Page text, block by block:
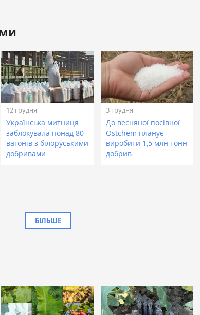
12 грудня
Українська митниця
заблокувала понад 80
вагонів з білоруськими
добривами
3 грудня
До весняної посівної
Ostchem планує
виробити 1,5 млн тонн
добрив
БІЛЬШЕ